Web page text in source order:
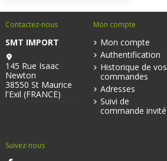
Contactez-nous
SMT IMPORT
145 Rue Isaac
Newton
38550 St Maurice
l'Exil (FRANCE)
Mon compte
Mon compte
Authentification
Historique de vos
commandes
Adresses
Suivi de
commande invité
Suivez-nous